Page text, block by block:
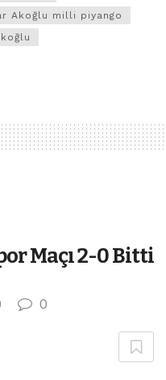
Akoğlu milli piyango
Maçı 2-0 Bitti
0